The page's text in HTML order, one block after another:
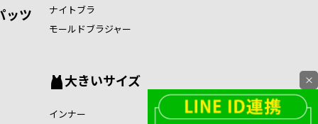
ッツ
ナイトブラ
モールドブラジャー
大きいサイズ
インナー
×